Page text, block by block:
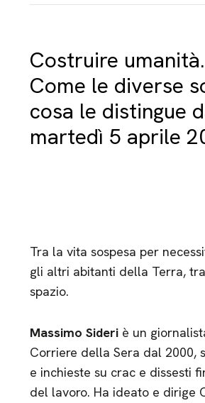
Costruire umanità.
Come le diverse
cosa le distingue
martedì 5 aprile
Tra la vita sospesa per
gli altri abitanti della Terra,
spazio.
Massimo Sideriè un
Corriere della Sera dal 2000,
e inchieste su crac e dissesti
del lavoro. Ha ideato e dirige